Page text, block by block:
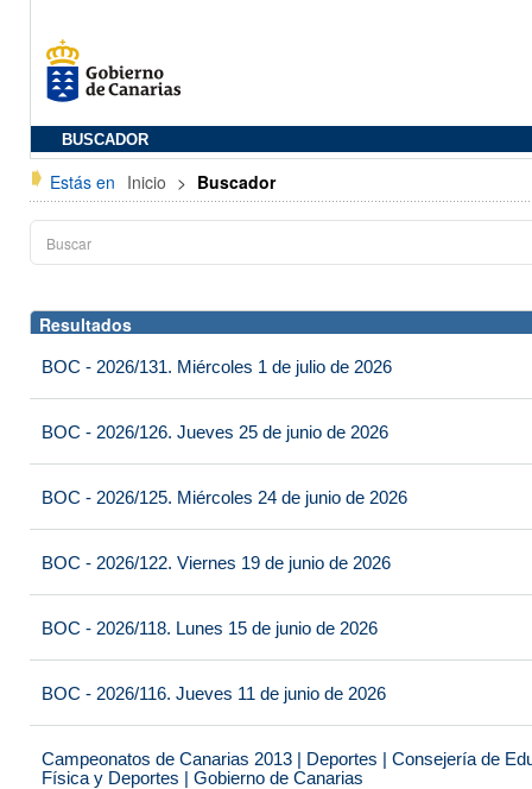
BUSCADOR
Estás en Inicio > Buscador
Resultados
BOC - 2026/131. Miércoles 1 de julio de 2026
BOC - 2026/126. Jueves 25 de junio de 2026
BOC - 2026/125. Miércoles 24 de junio de 2026
BOC - 2026/122. Viernes 19 de junio de 2026
BOC - 2026/118. Lunes 15 de junio de 2026
BOC - 2026/116. Jueves 11 de junio de 2026
Campeonatos de Canarias 2013 | Deportes | Consejería de
Física y Deportes | Gobierno de Canarias